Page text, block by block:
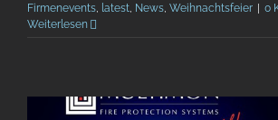
Firmenevents
latest News Weihnachtsfeier | 0
Weiterlesen